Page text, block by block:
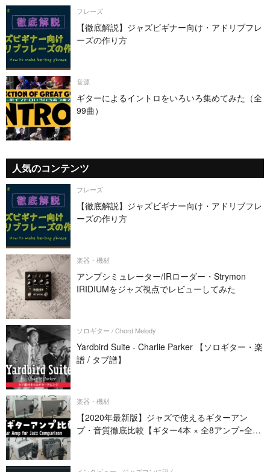
フレーズ
【徹底解説】ジャズビギナー向け・アドリブフレ
ーズの作り方
音源
ギターによるイントロをいろいろ集めてみた（全
99曲）
人気のコンテンツ
フレーズ
【徹底解説】ジャズビギナー向け・アドリブフレ
ーズの作り方
楽器・機材
アンプシミュレーター/IRローダー・Strymon
IRIDIUMをジャズ視点でレビューしてみた
ソロギター / Chord Melody
Yardbird Suite - Charlie Parker 【ソロギター・楽
譜 / タブ譜】
楽器・機材
【2020年最新版】ジャズで使えるギターアン
プ・音質徹底比較【ギター4本 × 全8アンプ=全32